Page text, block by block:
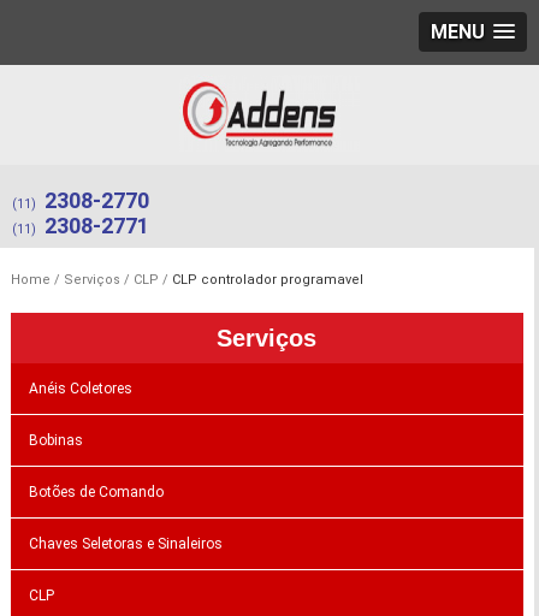
MENU
(11) 2308-2770
(11) 2308-2771
Home Serviços CLP CLP controlador programavel
Serviços
Anéis Coletores
Bobinas
Botões de Comando
Chaves Seletoras e Sinaleiros
CLP